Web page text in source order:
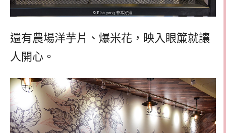
還有農場洋芋片、爆米花，映入眼簾就讓
人開心。